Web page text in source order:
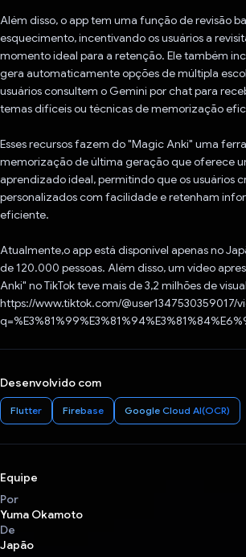
Além disso, o app tem uma função de revisão
esquecimento, incentivando os usuários a
momento ideal para a retenção. Ele também
gera automaticamente opções de múltipla
usuários consultem o Gemini por chat para
temas difíceis ou técnicas de memorização
Esses recursos fazem do "Magic Anki" uma
memorização de última geração que oferece
aprendizado ideal, permitindo que os usuários
personalizados com facilidade e retenham
eficiente.
Atualmente,o app está disponível apenas no
de 120.000 pessoas. Além disso, um vídeo
Anki" no TikTok teve mais de 3,2 milhões de
https://www.tiktok.com/@user1347530359017/
Desenvolvido com
Flutter Firebase Google Cloud AI(OCR)
Equipe
Por
Yuma Okamoto
De
Japão